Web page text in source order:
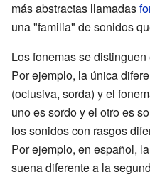
más abstractas llamadas
una "familia" de sonidos
Los fonemas se
Por ejemplo, la única
(oclusiva, sorda) y el
uno es sordo y el otro es
los sonidos con rasgos
Por ejemplo, en español,
suena diferente a la